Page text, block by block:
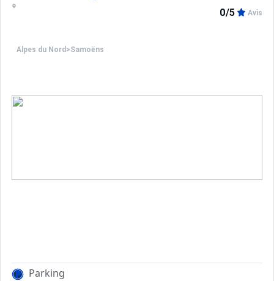
Alpes du Nord >Samoëns
0/5 Avis
Parking